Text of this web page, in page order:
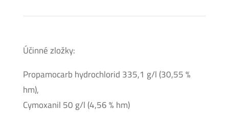
Účinné zložky:
Propamocarb hydrochlorid 335,1 g/l (30,55 %
hm),
Cymoxanil 50 g/l (4,56 % hm)